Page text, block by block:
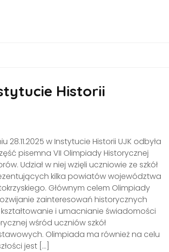
Historii
28.11.2025 w Instytucie Historii UJK odbyła
pisemna VII Olimpiady Historycznej
Udział w niej wzięli uczniowie ze szkół
kilka powiatów województwa
Głównym celem Olimpiady
zainteresowań historycznych
i umacnianie świadomości
wśród uczniów szkół
Olimpiada ma również na celu
jest […]